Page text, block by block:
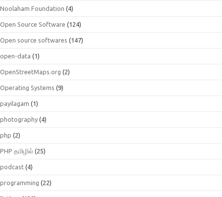
Noolaham Foundation (4)
Open Source Software (124)
Open source softwares (147)
open-data (1)
OpenStreetMaps.org (2)
Operating Systems (9)
payilagam (1)
photography (4)
php (2)
PHP தமிழில் (25)
podcast (4)
programming (22)